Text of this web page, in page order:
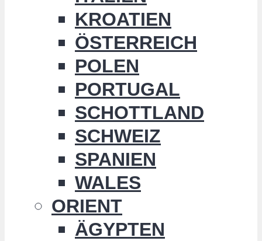
KROATIEN
ÖSTERREICH
POLEN
PORTUGAL
SCHOTTLAND
SCHWEIZ
SPANIEN
WALES
ORIENT
ÄGYPTEN